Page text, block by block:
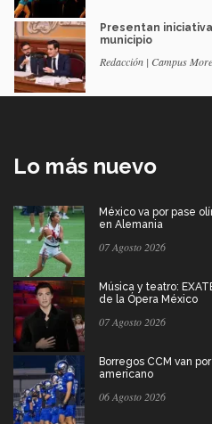
Presentan
municipio
Redacción | Campus
Lo más nuevo
México va por pase
en Alemania
07 Agosto 2026
Música y teatro:
de la Ópera México
07 Agosto 2026
Borregos CCM van
americano
06 Agosto 2026